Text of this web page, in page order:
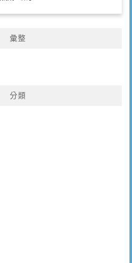
彙整
分類